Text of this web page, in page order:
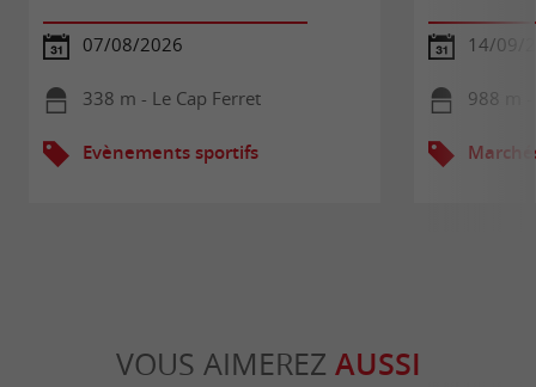
07/08/2026
338 m - Le Cap Ferret
Evènements sportifs
14/09/
988 m -
VOUS AIMEREZ AUSSI